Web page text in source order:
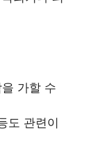
가할 수
도 관련이